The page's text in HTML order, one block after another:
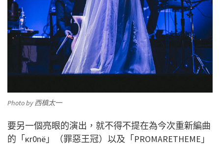
Photo by 西槙太一
要另一個亮眼的演出，就不得不提在為今次重新編曲
的「κr0nё」（罪惡王冠）以及「PROMARETHEME」